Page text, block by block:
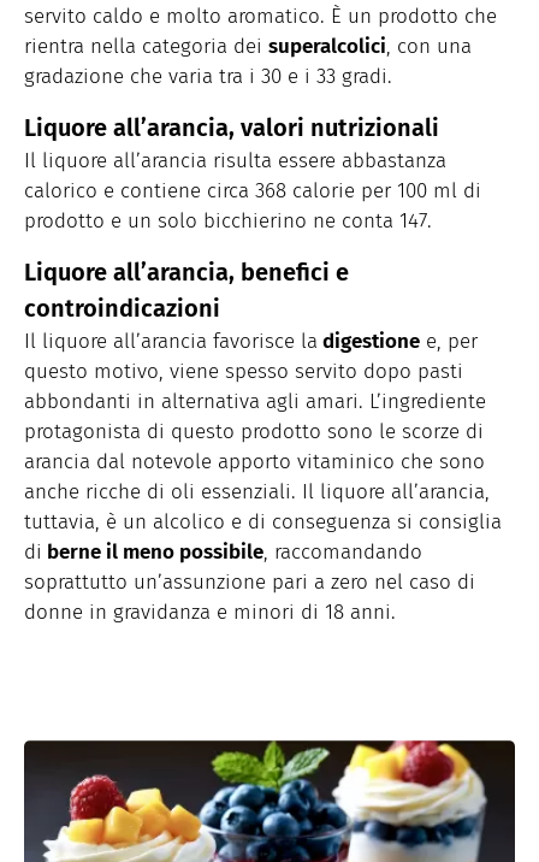
servito caldo e molto aromatico. È un prodotto che
rientra nella categoria dei superalcolici, con una
gradazione che varia tra i 30 e i 33 gradi.
Liquore all’arancia, valori nutrizionali
Il liquore all’arancia risulta essere abbastanza
calorico e contiene circa 368 calorie per 100 ml di
prodotto e un solo bicchierino ne conta 147.
Liquore all’arancia, benefici e
controindicazioni
Il liquore all’arancia favorisce la digestione e, per
questo motivo, viene spesso servito dopo pasti
abbondanti in alternativa agli amari. L’ingrediente
protagonista di questo prodotto sono le scorze di
arancia dal notevole apporto vitaminico che sono
anche ricche di oli essenziali. Il liquore all’arancia,
tuttavia, è un alcolico e di conseguenza si consiglia
di berne il meno possibile, raccomandando
soprattutto un’assunzione pari a zero nel caso di
donne in gravidanza e minori di 18 anni.